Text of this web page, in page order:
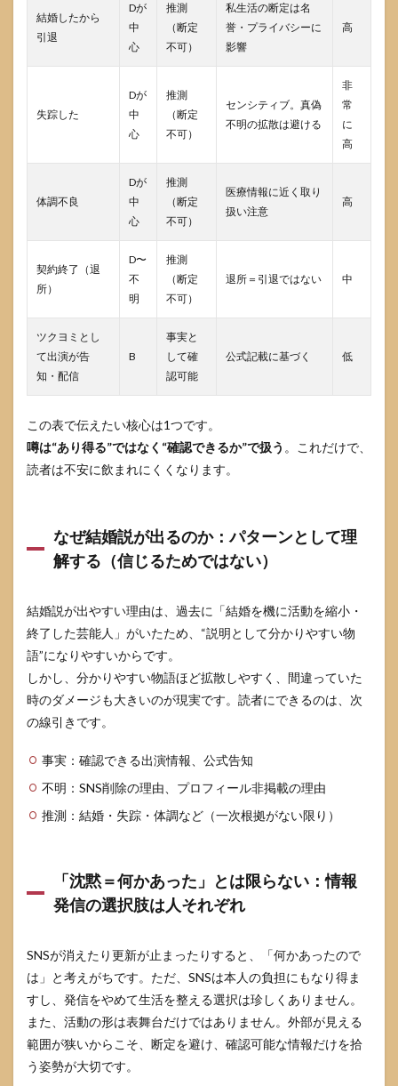
結婚したから
引退
Dが
中
心
推測
（断定
不可）
私生活の断定は名
誉・プライバシーに
影響
高
失踪した
Dが
中
心
推測
（断定
不可）
センシティブ。真偽
不明の拡散は避ける
非
常
に
高
体調不良
Dが
中
心
推測
（断定
不可）
医療情報に近く取り
扱い注意
高
契約終了（退
所）
D〜
不
明
推測
（断定
不可）
退所＝引退ではない 中
ツクヨミとし
て出演が告
知・配信
B
事実と
して確
認可能
公式記載に基づく 低
この表で伝えたい核心は1つです。
噂は“あり得る”ではなく“確認できるか”で扱う 。これだけで、
読者は不安に飲まれにくくなります。
なぜ結婚説が出るのか：パターンとして理
解する（信じるためではない）
結婚説が出やすい理由は、過去に「結婚を機に活動を縮小・
終了した芸能人」がいたため、“説明として分かりやすい物
語”になりやすいからです。
しかし、分かりやすい物語ほど拡散しやすく、間違っていた
時のダメージも大きいのが現実です。読者にできるのは、次
の線引きです。
事実：確認できる出演情報、公式告知
不明：SNS削除の理由、プロフィール非掲載の理由
推測：結婚・失踪・体調など（一次根拠がない限り）
「沈黙＝何かあった」とは限らない：情報
発信の選択肢は人それぞれ
SNSが消えたり更新が止まったりすると、「何かあったので
は」と考えがちです。ただ、SNSは本人の負担にもなり得ま
すし、発信をやめて生活を整える選択は珍しくありません。
また、活動の形は表舞台だけではありません。外部が見える
範囲が狭いからこそ、断定を避け、確認可能な情報だけを拾
う姿勢が大切です。